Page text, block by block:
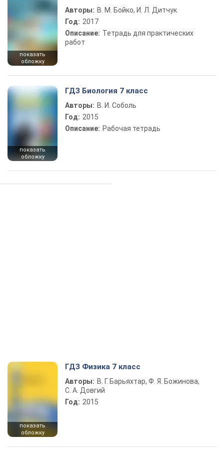
показать
обложку
Авторы: В. М. Бойко, И. Л. Дитчук
Год: 2017
Описание: Тетрадь для практических
работ
показать
обложку
ГДЗ Биология 7 класс
Авторы: В. И. Соболь
Год: 2015
Описание: Рабочая тетрадь
показать
обложку
ГДЗ Физика 7 класс
Авторы: В. Г. Барьяхтар, Ф. Я. Божинова,
С. А. Довгий
Год: 2015